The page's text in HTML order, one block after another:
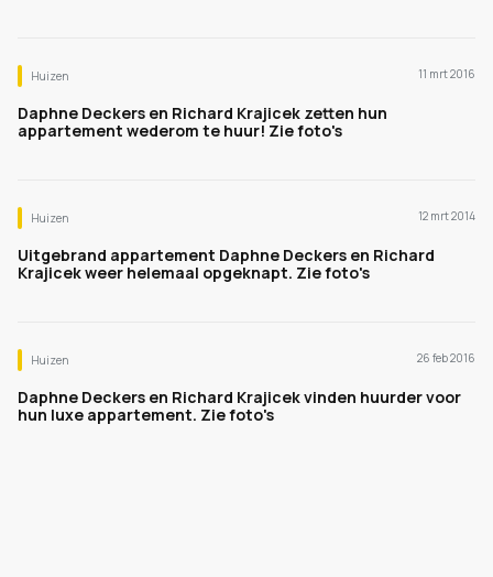
Huizen 11 mrt 2016
Daphne Deckers en Richard Krajicek zetten hun
appartement wederom te huur! Zie foto's
Huizen 12 mrt 2014
Uitgebrand appartement Daphne Deckers en Richard
Krajicek weer helemaal opgeknapt. Zie foto's
Huizen 26 feb 2016
Daphne Deckers en Richard Krajicek vinden huurder voor
hun luxe appartement. Zie foto's